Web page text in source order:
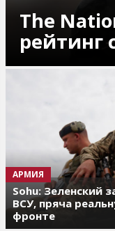
The
рейтинг
АРМИЯ
Sohu: Зеленский
ВСУ, пряча
фронте